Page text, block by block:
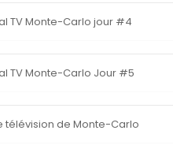
TV Monte-Carlo jour #4
TV Monte-Carlo Jour #5
télévision de Monte-Carlo